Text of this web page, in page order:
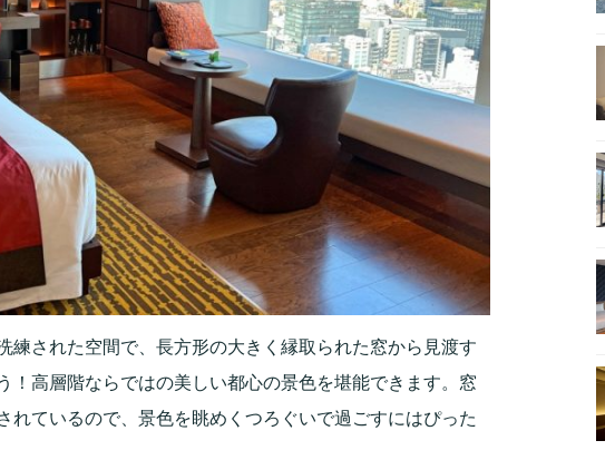
練された空間で、長方形の大きく縁取られた窓から見渡す
！高層階ならではの美しい都心の景色を堪能できます。窓
れているので、景色を眺めくつろぐいで過ごすにはぴった